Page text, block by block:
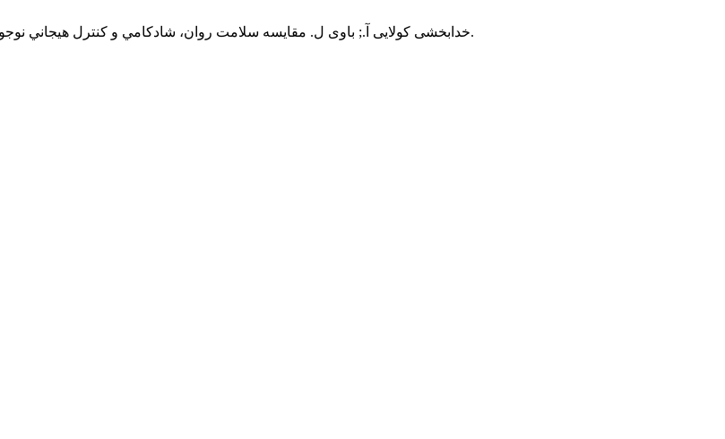
خدابخشی کولایی آ.; باوی ل. مقايسه سلامت روان، شادکامي و کنترل هيجاني, 157-164.